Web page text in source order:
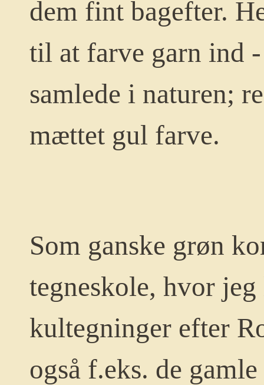
dem fint bagefter.
til at farve garn ind
samlede i naturen;
mættet gul farve.
Som ganske grøn
tegneskole, hvor jeg
kultegninger efter
også f.eks. de